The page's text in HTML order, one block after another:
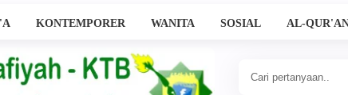
KONTEMPORER WANITA SOSIAL AL-